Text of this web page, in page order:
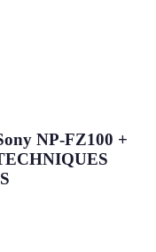
NP-FZ100 +